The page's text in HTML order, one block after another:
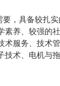
，具备较扎
素养、较强的
服务、技术
技术、电机